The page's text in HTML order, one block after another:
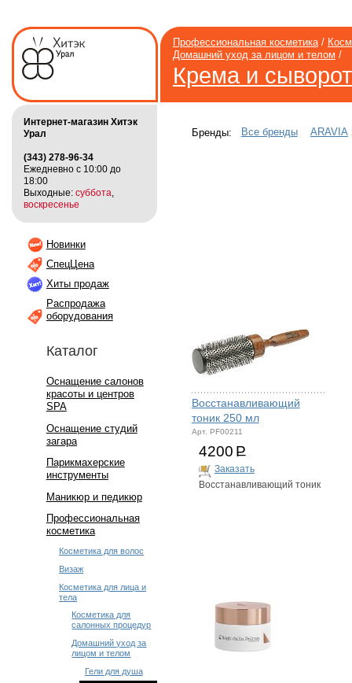
Профессиональная косметика/
Домашний уход за лицом и телом /
Крема и
Интернет-магазин Хитэк
Урал
(343) 278-96-34
Ежедневно с 10:00 до
18:00
Выходные: суббота
воскресенье
Новинки
СпецЦена
Хиты продаж
Распродажа
оборудования
Каталог
Оснащение салонов
красоты и центров
SPA
Оснащение студий
загара
Парикмахерские
инструменты
Маникюр и педикюр
Профессиональная
косметика
Косметика для волос
Визаж
Косметика для лица и
тела
Косметика для
салонных процедур
Домашний уход за
лицом и телом
Гели для душа
Бренды: Все бренды ARAVIA
Восстанавливающий
тоник 250 мл
Арт. PF00211
4200 Р
Заказать
Восстанавливающий тоник